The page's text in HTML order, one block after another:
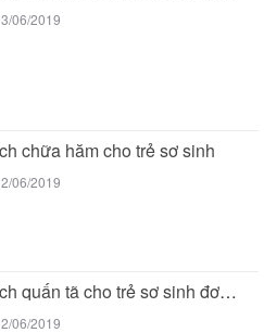
06/2019
chữa hăm cho trẻ sơ sinh
06/2019
Cách quấn tã cho trẻ sơ sinh đơn giản...
06/2019